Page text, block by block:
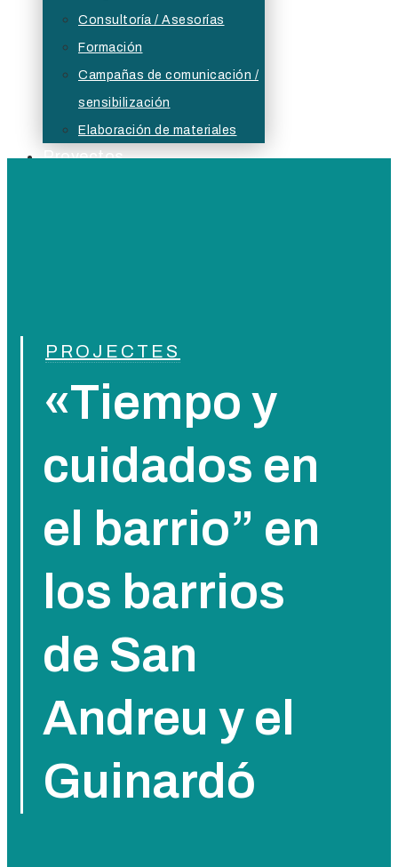
Consultoría / Asesorías
Formación
Campañas de comunicación /
sensibilización
Elaboración de materiales
Proyectos
PROJECTES
«Tiempo y
cuidados en
el barrio” en
los barrios
de San
Andreu y el
Guinardó